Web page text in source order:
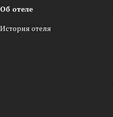
Об отеле
История отеля